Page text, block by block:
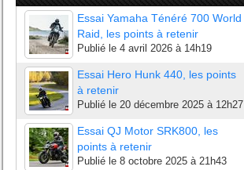
Essai Yamaha Ténéré 700 World
Raid, les points à retenir
Publié le 4 avril 2026 à 14h19
Essai Hero Hunk 440, les points
à retenir
Publié le 20 décembre 2025 à 12h27
Essai QJ Motor SRK800, les
points à retenir
Publié le 8 octobre 2025 à 21h43